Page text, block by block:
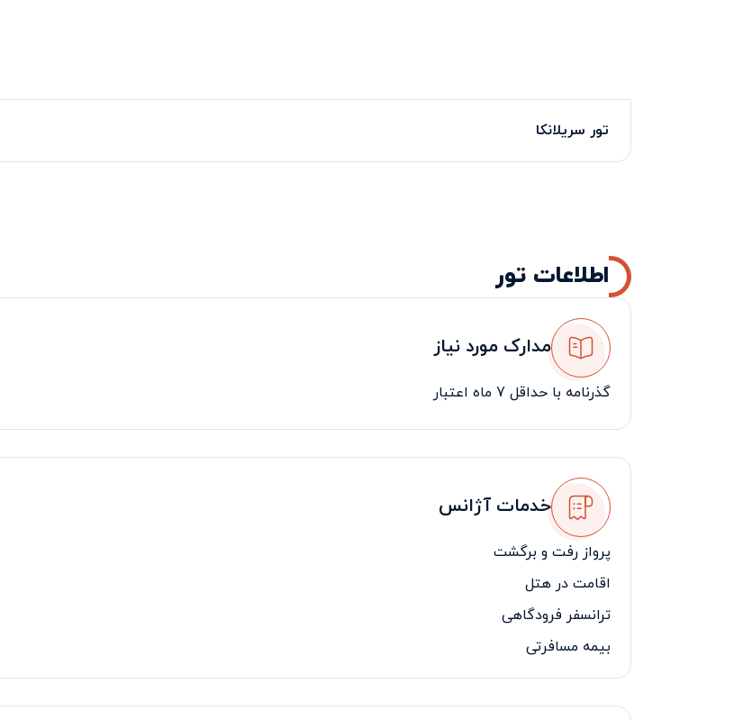
تور سریلانکا
اطلاعات تور
مدارک مورد نیاز
گذرنامه با حداقل 7 ماه اعتبار
خدمات آژانس
پرواز رفت و برگشت
اقامت در هتل
ترانسفر فرودگاهی
بیمه مسافرتی
لیدر فارسی زبان